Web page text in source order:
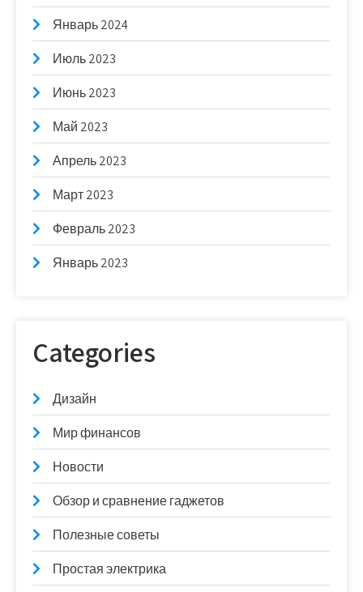
Январь 2024
Июль 2023
Июнь 2023
Май 2023
Апрель 2023
Март 2023
Февраль 2023
Январь 2023
Categories
Дизайн
Мир финансов
Новости
Обзор и сравнение гаджетов
Полезные советы
Простая электрика